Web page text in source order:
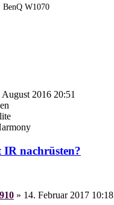
BenQ W1070
August 2016 20:51
IR nachrüsten?
» 14. Februar 2017 10:18